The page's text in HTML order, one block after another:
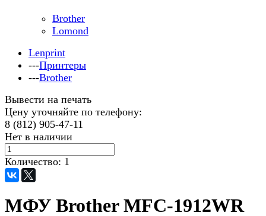
Brother
Lomond
Lenprint
---Принтеры
---Brother
Вывести на печать
Цену уточняйте по телефону:
8 (812) 905-47-11
Нет в наличии
Количество: 1
МФУ Brother MFC-1912WR